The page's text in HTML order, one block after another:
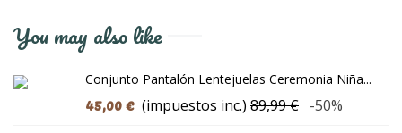
You may also like
Conjunto Pantalón Lentejuelas Ceremonia Niña...
45,00 € (impuestos inc.) 89,99 € -50%